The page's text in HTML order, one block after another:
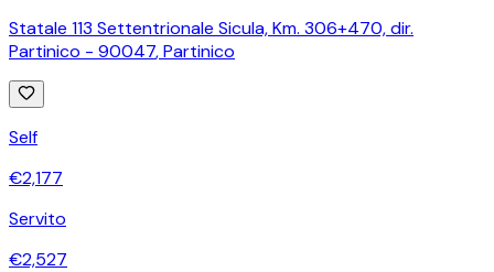
Statale 113 Settentrionale Sicula, Km. 306+470, dir.
Partinico - 90047,Partinico
Self
€2,177
Servito
€2,527